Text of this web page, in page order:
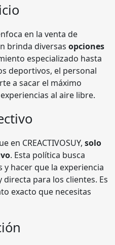
en la venta de
brinda diversas opciones
especializado hasta
deportivos, el personal
a sacar el máximo
al aire libre.
en CREACTIVOSUY, solo
. Esta política busca
hacer que la experiencia
para los clientes. Es
exacto que necesitas